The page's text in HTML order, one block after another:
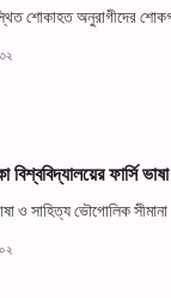
শোকাহত অনুরাগীদের
বিশ্ববিদ্যালয়ের ফার্সি
ভাষা ও সাহিত্য ভৌগোলিক